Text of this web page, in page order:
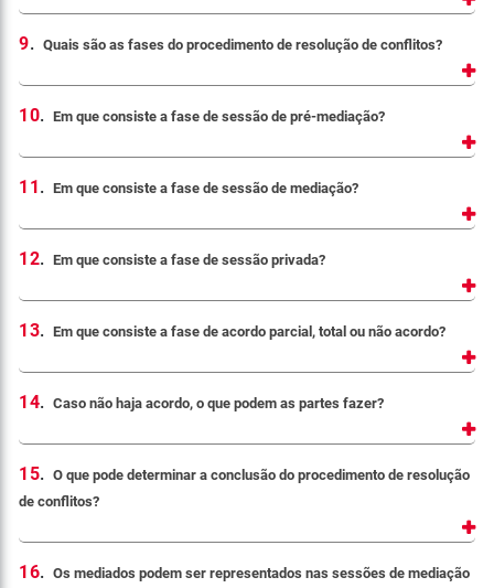
9. Quais são as fases do procedimento de resolução de conflitos?
10. Em que consiste a fase de sessão de pré-mediação?
11. Em que consiste a fase de sessão de mediação?
12. Em que consiste a fase de sessão privada?
13. Em que consiste a fase de acordo parcial, total ou não acordo?
14. Caso não haja acordo, o que podem as partes fazer?
15. O que pode determinar a conclusão do procedimento de resolução
de conflitos?
16. Os mediados podem ser representados nas sessões de mediação